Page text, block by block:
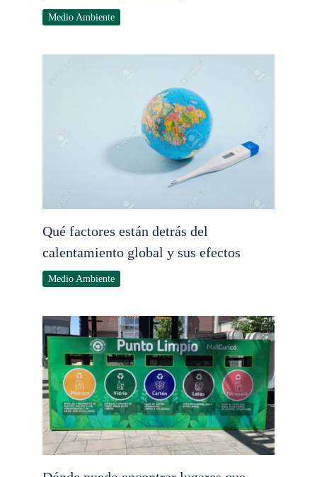
Medio Ambiente
Qué factores están detrás del
calentamiento global y sus efectos
Medio Ambiente